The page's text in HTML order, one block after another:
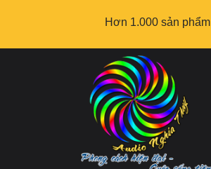
Hơn 1.000 sản phẩm